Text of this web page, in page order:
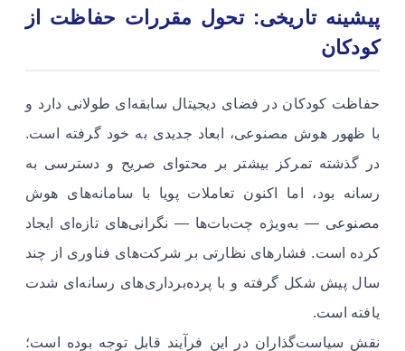
پیشینه تاریخی: تحول مقررات حفاظت از
کودکان
حفاظت کودکان در فضای دیجیتال سابقه‌ای طولانی دارد و
با ظهور هوش مصنوعی، ابعاد جدیدی به خود گرفته است.
در گذشته تمرکز بیشتر بر محتوای صریح و دسترسی به
رسانه بود، اما اکنون تعاملات پویا با سامانه‌های هوش
مصنوعی — به‌ویژه چت‌بات‌ها — نگرانی‌های تازه‌ای ایجاد
کرده است. فشارهای نظارتی بر شرکت‌های فناوری از چند
سال پیش شکل گرفته و با پرده‌برداری‌های رسانه‌ای شدت
یافته است.
نقش سیاست‌گذاران در این فرآیند قابل توجه بوده است؛